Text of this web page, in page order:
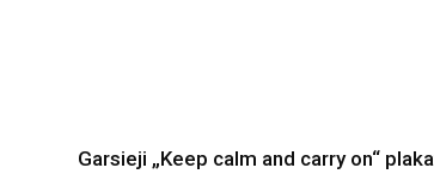
Garsieji „Keep calm and carry on“